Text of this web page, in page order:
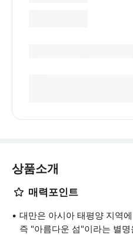
상품소개
매력포인트
대만은 아시아 태평양 지역
즉 "아름다운 섬"이라는 별